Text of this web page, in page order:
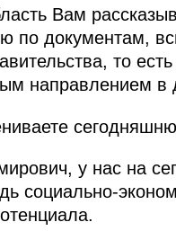
Вам
по документам,
то
направлением в
у нас на
социально-